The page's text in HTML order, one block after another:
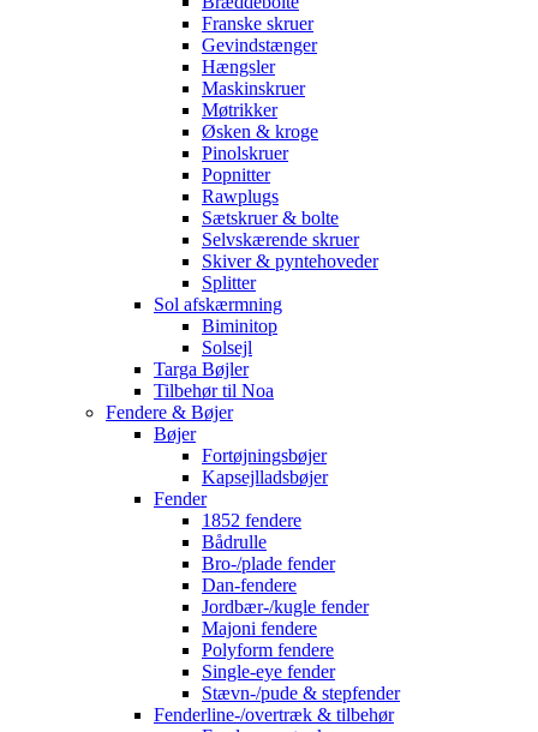
Franske skruer
Gevindstænger
Hængsler
Maskinskruer
Møtrikker
Øsken & kroge
Pinolskruer
Popnitter
Rawplugs
Sætskruer & bolte
Selvskærende skruer
Skiver & pyntehoveder
Splitter
Sol afskærmning
Biminitop
Solsejl
Targa Bøjler
Tilbehør til Noa
Fendere & Bøjer
Bøjer
Fortøjningsbøjer
Kapsejlladsbøjer
Fender
1852 fendere
Bådrulle
Bro-/plade fender
Dan-fendere
Jordbær-/kugle fender
Majoni fendere
Polyform fendere
Single-eye fender
Stævn-/pude & stepfender
Fenderline-/overtræk & tilbehør